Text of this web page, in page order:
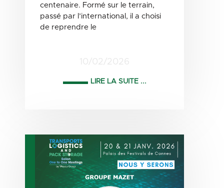
centenaire. Formé sur le terrain,
passé par l’international, il a choisi
de reprendre le
10/02/2026
LIRE LA SUITE ...